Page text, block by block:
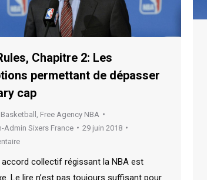
Chapitre 2: Les
permettant de dépasser
cap
Free Agency NBA
Admin Sixers France
29 juin 2018
accord collectif régissant la NBA est
Le lire n’est pas toujours suffisant pour